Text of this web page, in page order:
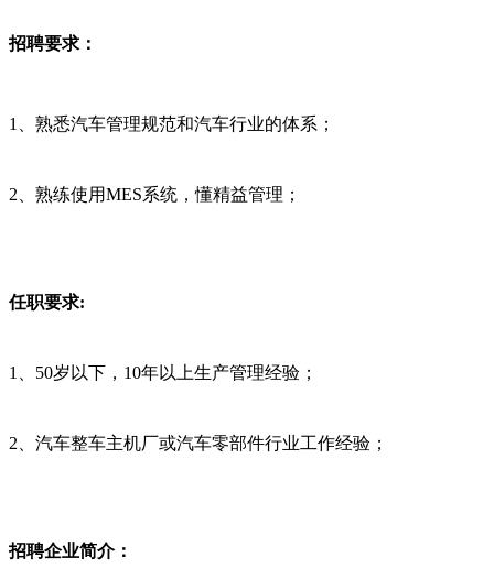
招聘要求：
1、熟悉汽车管理规范和汽车行业的体系；
2、熟练使用MES系统，懂精益管理；
任职要求:
1、50岁以下，10年以上生产管理经验；
2、汽车整车主机厂或汽车零部件行业工作经验；
招聘企业简介：